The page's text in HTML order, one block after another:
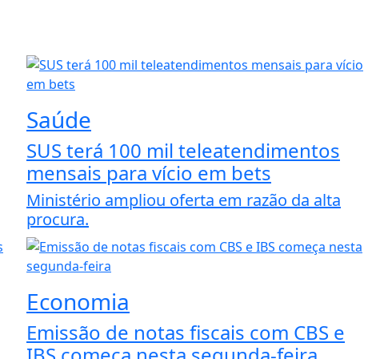
Saúde
SUS terá 100 mil teleatendimentos
mensais para vício em bets
Ministério ampliou oferta em razão da alta
procura.
Economia
Emissão de notas fiscais com CBS e